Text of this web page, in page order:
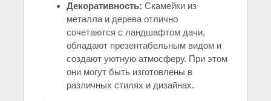
Декоративность: Скамейки из
металла и дерева отлично
сочетаются с ландшафтом дачи,
обладают презентабельным видом и
создают уютную атмосферу. При этом
они могут быть изготовлены в
различных стилях и дизайнах.